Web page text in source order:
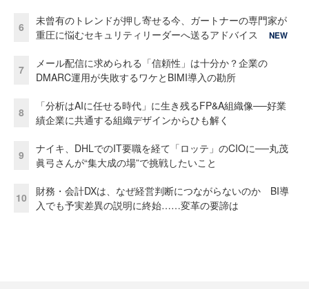
6
未曾有のトレンドが押し寄せる今、ガートナーの専門家が
重圧に悩むセキュリティリーダーへ送るアドバイス
NEW
7
メール配信に求められる「信頼性」は十分か？企業の
DMARC運用が失敗するワケとBIMI導入の勘所
8
「分析はAIに任せる時代」に生き残るFP&A組織像──好業
績企業に共通する組織デザインからひも解く
9
ナイキ、DHLでのIT要職を経て「ロッテ」のCIOに──丸茂
眞弓さんが“集大成の場”で挑戦したいこと
10
財務・会計DXは、なぜ経営判断につながらないのか BI導
入でも予実差異の説明に終始……変革の要諦は